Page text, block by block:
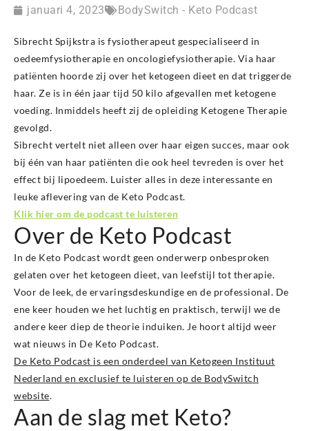
januari 4, 2023 BodySwitch - Keto Podcast
Sibrecht Spijkstra is fysiotherapeut gespecialiseerd in
oedeemfysiotherapie en oncologiefysiotherapie. Via haar
patiënten hoorde zij over het ketogeen dieet en dat triggerde
haar. Ze is in één jaar tijd 50 kilo afgevallen met ketogene
voeding. Inmiddels heeft zij de opleiding Ketogene Therapie
gevolgd.
Sibrecht vertelt niet alleen over haar eigen succes, maar ook
bij één van haar patiënten die ook heel tevreden is over het
effect bij lipoedeem. Luister alles in deze interessante en
leuke aflevering van de Keto Podcast.
Klik hier om de podcast te luisteren
Over de Keto Podcast
In de Keto Podcast wordt geen onderwerp onbesproken
gelaten over het ketogeen dieet, van leefstijl tot therapie.
Voor de leek, de ervaringsdeskundige en de professional. De
ene keer houden we het luchtig en praktisch, terwijl we de
andere keer diep de theorie induiken. Je hoort altijd weer
wat nieuws in De Keto Podcast.
De Keto Podcast is een onderdeel van Ketogeen Instituut
Nederland en exclusief te luisteren op de BodySwitch
website.
Aan de slag met Keto?